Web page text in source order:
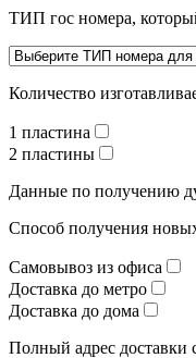
ТИП гос номера,
Количество
1 пластина
2 пластины
Данные по получению
Способ получения
Самовывоз из офиса
Доставка до метро
Доставка до дома
Полный адрес доставки